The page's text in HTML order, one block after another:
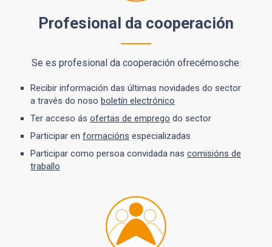
Profesional da cooperación
Se es profesional da cooperación ofrecémosche:
Recibir información das últimas novidades do sector
a través do noso boletín electrónico
Ter acceso ás ofertas de emprego do sector
Participar en formacións especializadas
Participar como persoa convidada nas comisións de
traballo